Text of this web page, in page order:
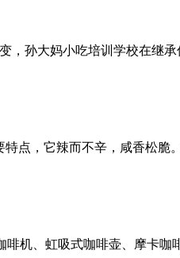
，孙大妈小吃培训学校在继承
点，它辣而不辛，咸香松脆
机、虹吸式咖啡壶、摩卡咖